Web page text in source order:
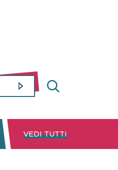
DISNEY+ NETFLIX
VEDI TUTTI